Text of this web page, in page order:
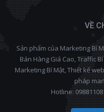
VỀ
Sản phẩm của Marketing Bí
Bán Hàng Giá Cao, Traffic
Marketing Bí Mật, Thiết kế
pháp
Hotline: